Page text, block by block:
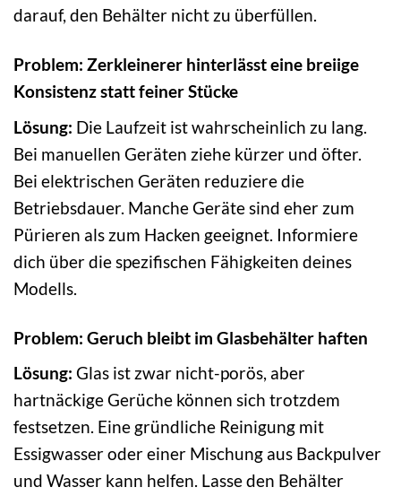
darauf, den Behälter nicht zu überfüllen.
Problem: Zerkleinerer hinterlässt eine breiige
Konsistenz statt feiner Stücke
Lösung: Die Laufzeit ist wahrscheinlich zu lang.
Bei manuellen Geräten ziehe kürzer und öfter.
Bei elektrischen Geräten reduziere die
Betriebsdauer. Manche Geräte sind eher zum
Pürieren als zum Hacken geeignet. Informiere
dich über die spezifischen Fähigkeiten deines
Modells.
Problem: Geruch bleibt im Glasbehälter haften
Lösung: Glas ist zwar nicht-porös, aber
hartnäckige Gerüche können sich trotzdem
festsetzen. Eine gründliche Reinigung mit
Essigwasser oder einer Mischung aus Backpulver
und Wasser kann helfen. Lasse den Behälter